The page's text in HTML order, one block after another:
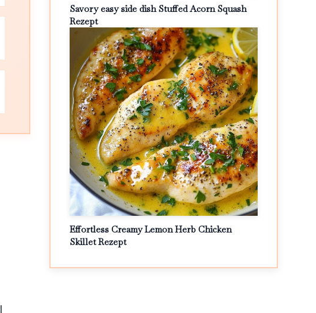
Savory easy side dish Stuffed Acorn Squash
Rezept
Effortless Creamy Lemon Herb Chicken
Skillet Rezept